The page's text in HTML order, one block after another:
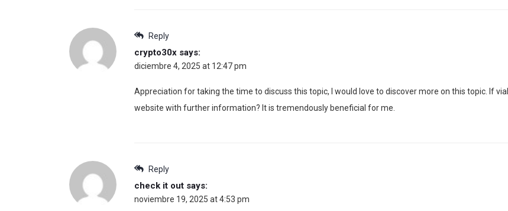
Reply
crypto30x says:
diciembre 4, 2025 at 12:47 pm
Appreciation for taking the time to discuss this topic, I would love to discover more on this topic. If
website with further information? It is tremendously beneficial for me.
Reply
check it out says:
noviembre 19, 2025 at 4:53 pm